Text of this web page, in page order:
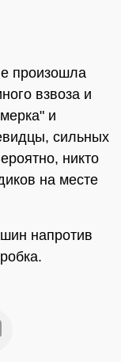
произошла
взвоза и
и
сильных
никто
на месте
напротив